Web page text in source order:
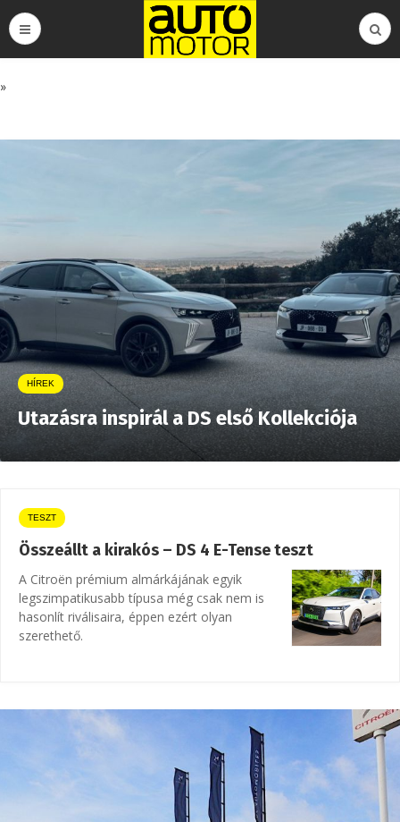
»
HÍREK
Utazásra inspirál a DS első Kollekciója
TESZT
Összeállt a kirakós – DS 4 E-Tense teszt
A Citroën prémium almárkájának egyik
legszimpatikusabb típusa még csak nem is
hasonlít riválisaira, éppen ezért olyan
szerethető.